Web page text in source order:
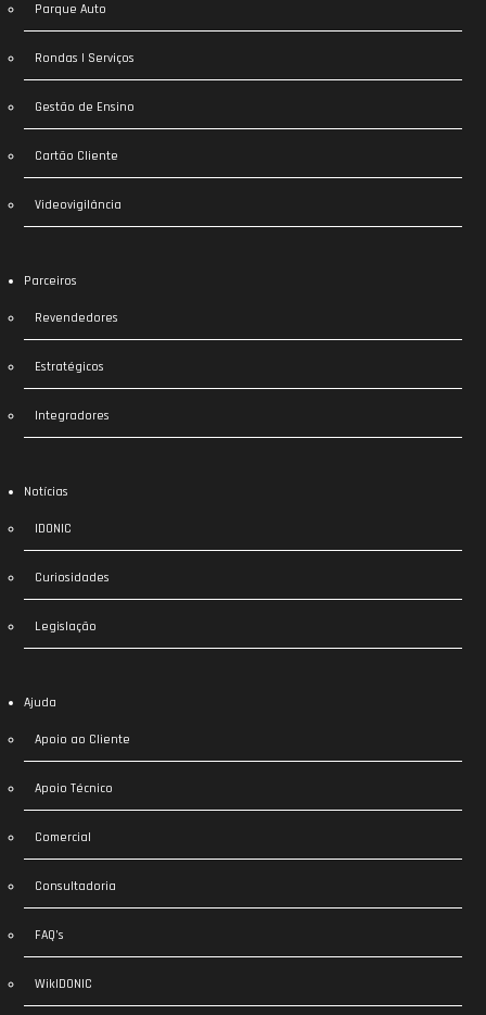
Parque Auto
Rondas | Serviços
Gestão de Ensino
Cartão Cliente
Videovigilância
Parceiros
Revendedores
Estratégicos
Integradores
Notícias
IDONIC
Curiosidades
Legislação
Ajuda
Apoio ao Cliente
Apoio Técnico
Comercial
Consultadoria
FAQ’s
WikIDONIC